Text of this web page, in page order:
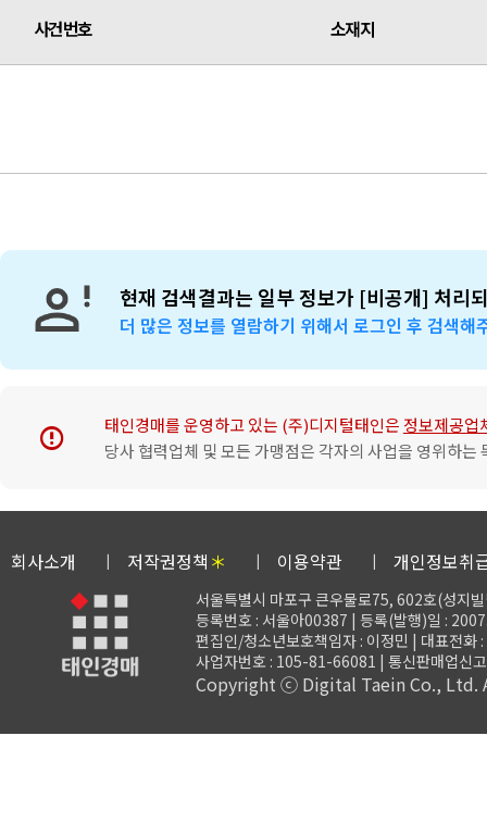
사건번호 소재지
현재 검색결과는 일부 정보가 [비공개] 처리
더 많은 정보를 열람하기 위해서 로그인 후 검색해
error 태인경매를 운영하고 있는 (주)디지털태인은 정보제공업
당사 협력업체 및 모든 가맹점은 각자의 사업을 영위하
회사소개 저작권정책 ＊ 이용약관 개인정보취
서울특별시 마포구 큰우물로75, 602호(성지
등록번호 : 서울아00387 | 등록(발행)일 :
편집인/청소년보호책임자 : 이정민 | 대표전
사업자번호 : 105-81-66081 | 통신판매업
Copyright ⓒ Digital Taein Co., Ltd.